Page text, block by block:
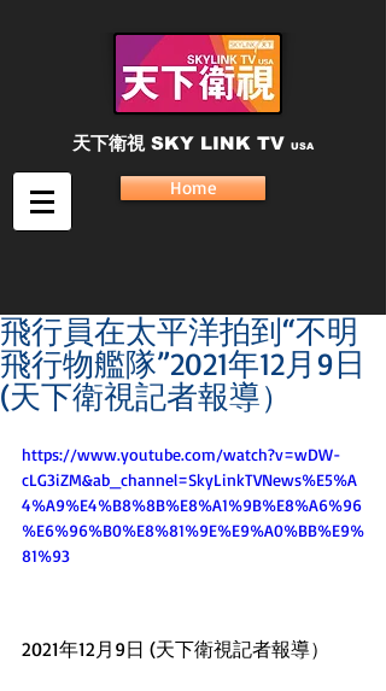
天下衛視 SKY LINK TV USA
Home
飛行員在太平洋拍到“不明
飛行物艦隊”2021年12月9日
(天下衛視記者報導）
https://www.youtube.com/watch?v=wDW-
cLG3iZM&ab_channel=SkyLinkTVNews%E5%A
4%A9%E4%B8%8B%E8%A1%9B%E8%A6%96
%E6%96%B0%E8%81%9E%E9%A0%BB%E9%
81%93
2021年12月9日 (天下衛視記者報導）